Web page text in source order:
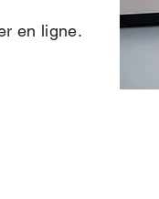
en ligne.